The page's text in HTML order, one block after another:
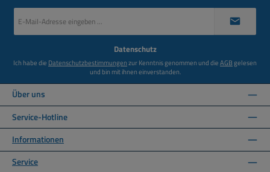
Mail-
Datenschutz
Ich habe die Datenschutzbestimmungenzur Kenntnis genommen und dieAGBgelesen
und bin mit ihnen einverstanden.
Über uns
Service-Hotline
Informationen
Service